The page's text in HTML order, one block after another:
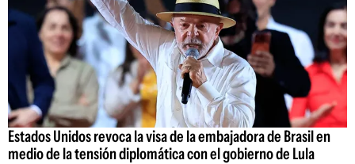
Estados Unidos revoca la visa de la embajadora de Brasil en
medio de la tensión diplomática con el gobierno de Lula